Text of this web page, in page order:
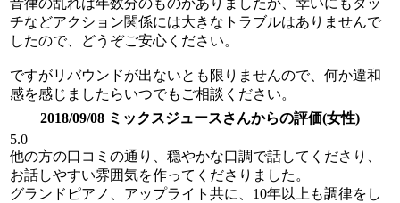
チなどアクション関係には大きなトラブルはありませんで
したので、どうぞご安心ください。
ですがリバウンドが出ないとも限りませんので、何か違和
感を感じましたらいつでもご相談ください。
2018/09/08 ミックスジュースさんからの評価(女性)
5.0
他の方の口コミの通り、穏やかな口調で話してくださり、
お話しやすい雰囲気を作ってくださりました。
グランドピアノ、アップライト共に、10年以上も調律をし